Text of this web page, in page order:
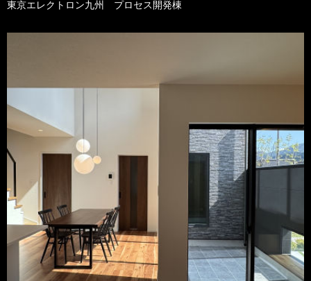
東京エレクトロン九州 プロセス開発棟